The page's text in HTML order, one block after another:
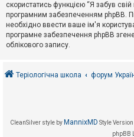
скористатись функцією “Я забув
програмним забезпеченням phpBB.
необхідно ввести ваше ім'я
програмне забезпечення phpBB
облікового запису.
Теріологічна школа форум
CleanSilver style by MannixMD Style
phpBB